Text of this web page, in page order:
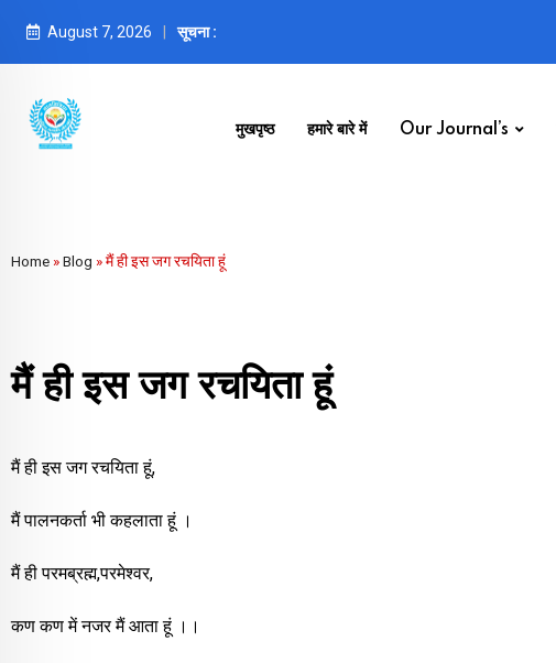
August 7, 2026 सूचना :
मुखपृष्ठ हमारे बारे में Our Journal’s
Home »Blog »मैं ही इस जग रचयिता हूं
मैं ही इस जग रचयिता हूं
मैं ही इस जग रचयिता हूं,
मैं पालनकर्ता भी कहलाता हूं ।
मैंही परमब्रह्म,परमेश्वर,
कण कण में नजर मैं आता हूं ।।